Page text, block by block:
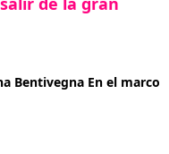
Bentivegna En el marco